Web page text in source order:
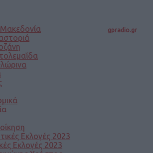
gpradio.gr
Εκλογές 2023
Εκλογές 2023